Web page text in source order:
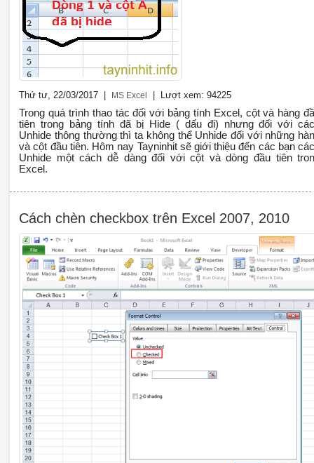
Thứ tư, 22/03/2017 | MS Excel | Lượt xem: 94225
Trong quá trình thao tác đối với bảng tính Excel, cột và hàng
tiên trong bảng tính đã bị Hide ( dấu đi) nhưng đối với
Unhide thông thường thì ta không thể Unhide đối với những
và cột đầu tiên. Hôm nay Tayninhit sẽ giới thiệu đến các bạn
Unhide một cách dễ dàng đối với cột và dòng đầu tiên
Excel.
Cách chèn checkbox trên Excel 2007, 2010